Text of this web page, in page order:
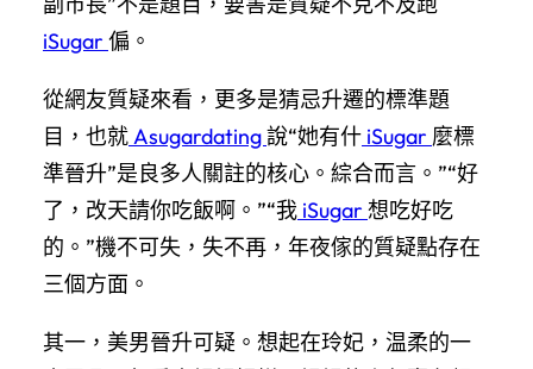
iSugar 偏。
從網友質疑來看，更多是猜忌升遷的標準題
目，也就Asugardating說“她有什 iSugar 麼標
準晉升”是良多人關註的核心。綜合而言。”“好
了，改天請你吃飯啊。”“我 iSugar 想吃好吃
的。”機不可失，失不再，年夜傢的質疑點存在
三個方面。
其一，美男晉升可疑。想起在玲妃，温柔的一